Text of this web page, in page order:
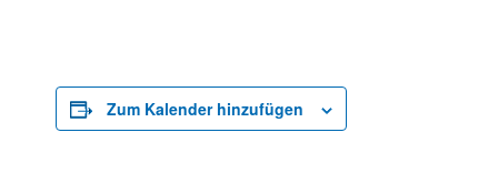
Zum Kalender hinzufügen